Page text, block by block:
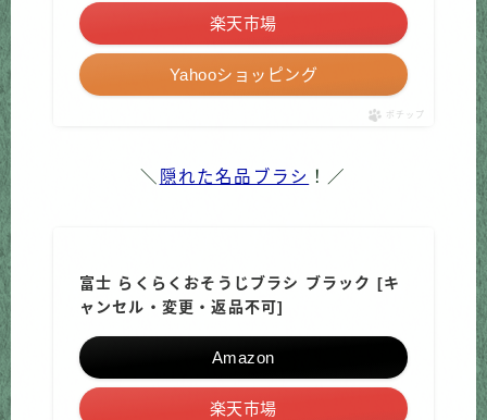
楽天市場
Yahooショッピング
ポチップ
＼ 隠れた名品ブラシ ！／
富士 らくらくおそうじブラシ ブラック [キ
ャンセル・変更・返品不可]
Amazon
楽天市場